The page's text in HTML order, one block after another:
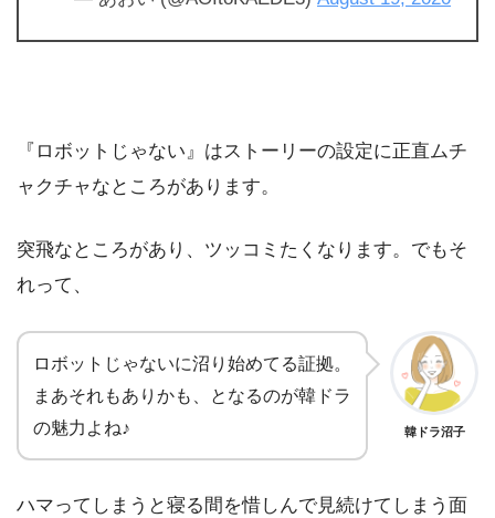
『ロボットじゃない』はストーリーの設定に正直ムチ
ャクチャなところがあります。
突飛なところがあり、ツッコミたくなります。でもそ
れって、
ロボットじゃないに沼り始めてる証拠。
まあそれもありかも、となるのが韓ドラ
の魅力よね♪
韓ドラ沼子
ハマってしまうと寝る間を惜しんで見続けてしまう面